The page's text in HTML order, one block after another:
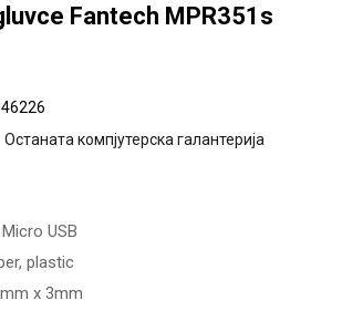
Fantech MPR351s
46226
Останата компјутерска галантерија
USB
plastic
x 3mm